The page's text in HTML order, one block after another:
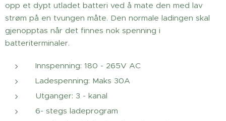
opp et dypt utladet batteri ved å mate den med lav
strøm på en tvungen måte. Den normale ladingen skal
gjenopptas når det finnes nok spenning i
batteriterminaler.
Innspenning: 180 - 265V AC
Ladespenning: Maks 30A
Utganger: 3 - kanal
6- stegs ladeprogram